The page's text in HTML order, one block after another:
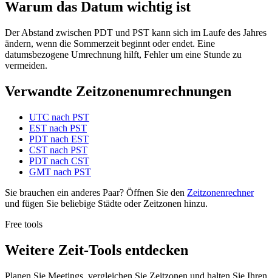
Warum das Datum wichtig ist
Der Abstand zwischen PDT und PST kann sich im Laufe des Jahres
ändern, wenn die Sommerzeit beginnt oder endet. Eine
datumsbezogene Umrechnung hilft, Fehler um eine Stunde zu
vermeiden.
Verwandte Zeitzonenumrechnungen
UTC nach PST
EST nach PST
PDT nach EST
CST nach PST
PDT nach CST
GMT nach PST
Sie brauchen ein anderes Paar? Öffnen Sie den Zeitzonenrechner
und fügen Sie beliebige Städte oder Zeitzonen hinzu.
Free tools
Weitere Zeit-Tools entdecken
Planen Sie Meetings, vergleichen Sie Zeitzonen und halten Sie Ihren